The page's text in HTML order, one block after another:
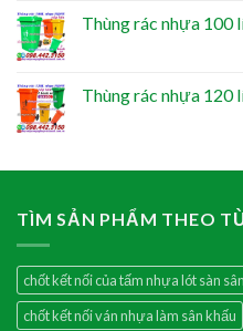
Thùng rác nhựa 100
Thùng rác nhựa 120
TÌM SẢN PHẨM THEO
chốt kết nối của tấm nhựa lót sàn
chốt kết nối ván nhựa làm sân khấu